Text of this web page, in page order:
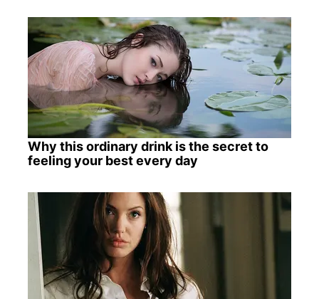
Why this ordinary drink is the secret to
feeling your best every day